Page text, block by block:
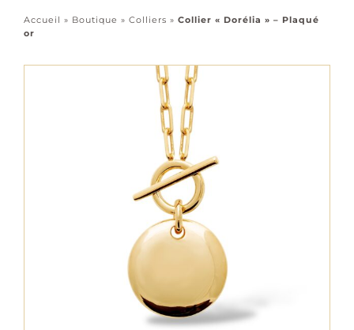
Accessoires
Accueil » Boutique » Colliers » Collier « Dorélia » – Plaqué
or